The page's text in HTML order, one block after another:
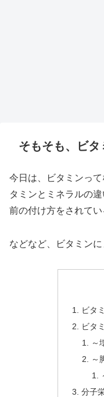
そもそも、ビタ
今日は、ビタミンっ
タミンとミネラルの
前の付け方をされてい
などなど、ビタミン
ビタ
ビタ
～
～
分子